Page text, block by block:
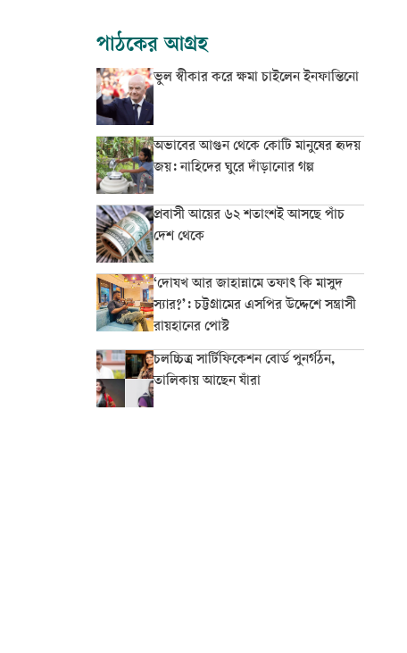
পাঠকের আগ্রহ
ভুল স্বীকার করে ক্ষমা চাইলেন ইনফান্তিনো
অভাবের আগুন থেকে কোটি মানুষের হৃদয়
জয়: নাহিদের ঘুরে দাঁড়ানোর গল্প
প্রবাসী আয়ের ৬২ শতাংশই আসছে পাঁচ
দেশ থেকে
‘দোযখ আর জাহান্নামে তফাৎ কি মাসুদ
স্যার?’: চট্টগ্রামের এসপির উদ্দেশে সন্ত্রাসী
রায়হানের পোস্ট
চলচ্চিত্র সার্টিফিকেশন বোর্ড পুনর্গঠন,
তালিকায় আছেন যাঁরা